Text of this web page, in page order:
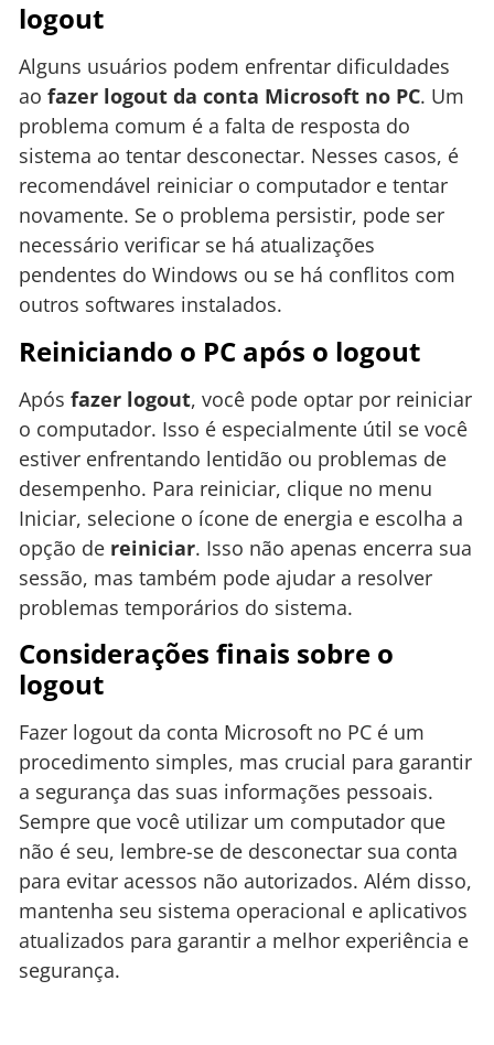
logout
Alguns usuários podem enfrentar dificuldades
ao fazer logout da conta Microsoft no PC. Um
problema comum é a falta de resposta do
sistema ao tentar desconectar. Nesses casos, é
recomendável reiniciar o computador e tentar
novamente. Se o problema persistir, pode ser
necessário verificar se há atualizações
pendentes do Windows ou se há conflitos com
outros softwares instalados.
Reiniciando o PC após o logout
Após fazer logout, você pode optar por reiniciar
o computador. Isso é especialmente útil se você
estiver enfrentando lentidão ou problemas de
desempenho. Para reiniciar, clique no menu
Iniciar, selecione o ícone de energia e escolha a
opção de reiniciar. Isso não apenas encerra sua
sessão, mas também pode ajudar a resolver
problemas temporários do sistema.
Considerações finais sobre o
logout
Fazer logout da conta Microsoft no PC é um
procedimento simples, mas crucial para garantir
a segurança das suas informações pessoais.
Sempre que você utilizar um computador que
não é seu, lembre-se de desconectar sua conta
para evitar acessos não autorizados. Além disso,
mantenha seu sistema operacional e aplicativos
atualizados para garantir a melhor experiência e
segurança.